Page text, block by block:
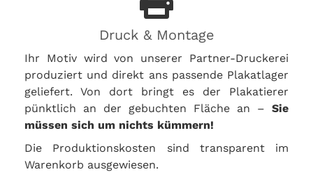
Druck & Montage
Ihr Motiv wird von unserer Partner-Druckerei
produziert und direkt ans passende Plakatlager
geliefert. Von dort bringt es der Plakatierer
pünktlich an der gebuchten Fläche an – Sie
müssen sich um nichts kümmern!
Die Produktionskosten sind transparent im
Warenkorb ausgewiesen.